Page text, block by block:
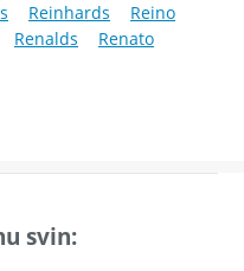
Reinhards
Reino
Renalds
Renato
svin: